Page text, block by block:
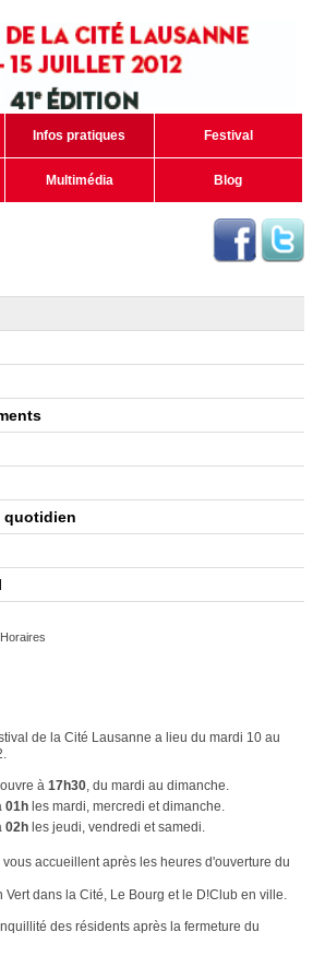
Infos pratiques Festival
Multimédia Blog
quotidien
Horaires
de la Cité Lausanne a lieu du mardi 10 au
ouvre à17h30, du mardi au dimanche.
01h les mardi, mercredi et dimanche.
02h les jeudi, vendredi et samedi.
accueillent après les heures d'ouverture du
Vert dans la Cité, Le Bourg et le D!Club en ville.
des résidents après la fermeture du